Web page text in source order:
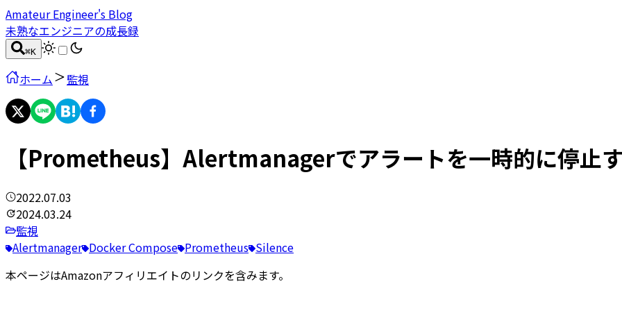
Amateur Engineer's Blog
未熟なエンジニアの成長録
⌘K
ホーム 監視
【Prometheus】Alertmanagerでアラートを一時的に停止
2022.07.03
2024.03.24
監視
Alertmanager Docker Compose Prometheus Silence
本ページはAmazonアフィリエイトのリンクを含みます。